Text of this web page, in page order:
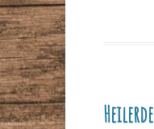
Heilerde